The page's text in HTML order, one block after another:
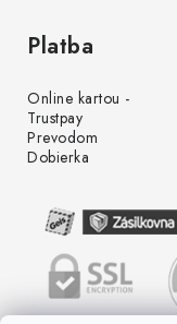
Platba
Online kartou -
Trustpay
Prevodom
Dobierka